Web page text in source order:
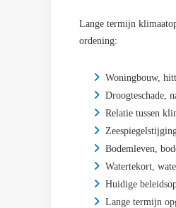
Lange termijn
ordening:
Woningbouw,
Droogteschade,
Relatie tussen
Bodemleven,
Watertekort,
Huidige
Lange termijn